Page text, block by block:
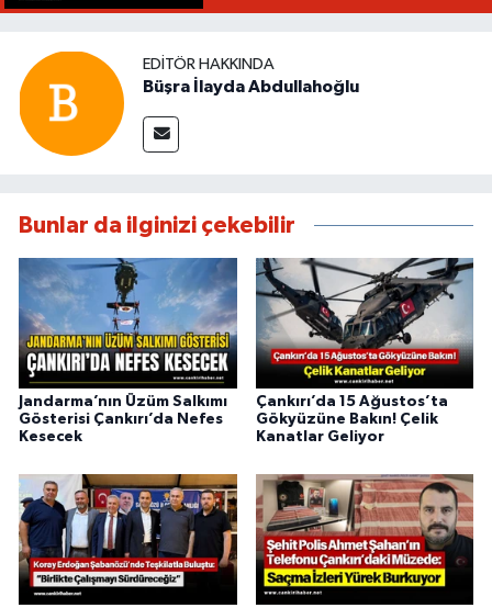
EDITÖR HAKKINDA
Büşra İlayda Abdullahoğlu
Bunlar da ilginizi çekebilir
Jandarma’nın Üzüm Salkımı
Gösterisi Çankırı’da Nefes
Kesecek
Çankırı’da 15 Ağustos’ta
Gökyüzüne Bakın! Çelik
Kanatlar Geliyor